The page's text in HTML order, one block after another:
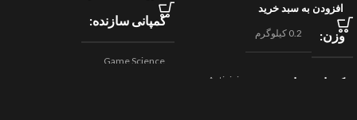
افزودن به سبد خرید
وزن 0.2 کیلوگرم
کمپانی سازنده
Activision
کمپانی سازنده
Game Science